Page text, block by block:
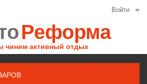
Войти
Реформа
чиним активный отдых